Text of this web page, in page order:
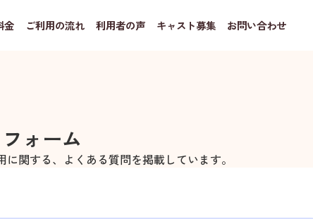
金 ご利用の流れ 利用者の声 キャスト募集 お問い合わせ
フォーム
関する、よくある質問を掲載しています。